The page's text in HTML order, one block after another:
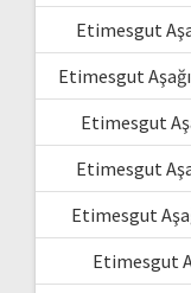
Etimesgut
Etimesgut
Etimesgut
Etimesgut
Etimesgut
Etimesgut